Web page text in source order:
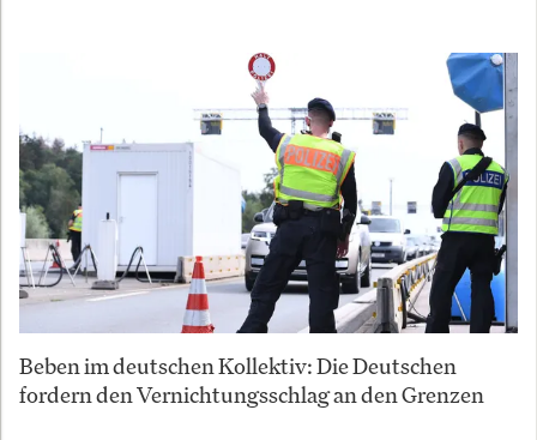
Beben im deutschen Kollektiv: Die Deutschen
fordern den Vernichtungsschlag an den Grenzen